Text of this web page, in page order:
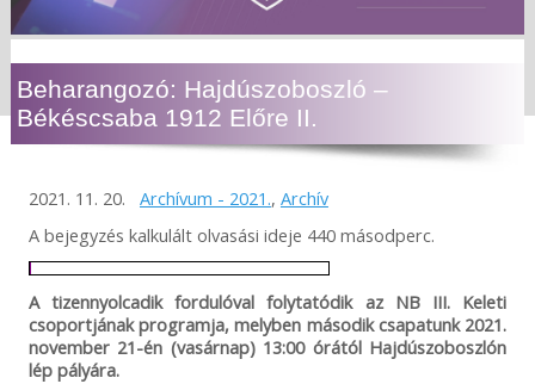
Beharangozó: Hajdúszoboszló –
Békéscsaba 1912 Előre II.
2021. 11. 20. Archívum - 2021., Archív
A bejegyzés kalkulált olvasási ideje 440 másodperc.
A tizennyolcadik fordulóval folytatódik az NB III. Keleti
csoportjának programja, melyben második csapatunk 2021.
november 21-én (vasárnap) 13:00 órától Hajdúszoboszlón
lép pályára.